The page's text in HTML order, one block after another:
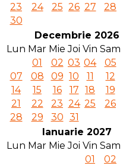
23
24 25 26 27 28
30
Decembrie 2026
Lun Mar Mie Joi Vin Sam
01
02 03 04 05
07
08 09 10 11 12
14
15 16 17 18 19
21
22 23 24 25 26
28
29 30 31
Ianuarie 2027
Lun Mar Mie Joi Vin Sam
01
02